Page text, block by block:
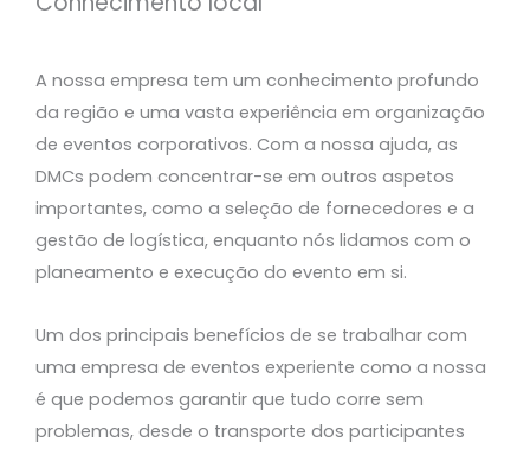
A nossa empresa tem um conhecimento profundo
da região e uma vasta experiência em organização
de eventos corporativos. Com a nossa ajuda, as
DMCs podem concentrar-se em outros aspetos
importantes, como a seleção de fornecedores e a
gestão de logística, enquanto nós lidamos com o
planeamento e execução do evento em si.
Um dos principais benefícios de se trabalhar com
uma empresa de eventos experiente como a nossa
é que podemos garantir que tudo corre sem
problemas, desde o transporte dos participantes